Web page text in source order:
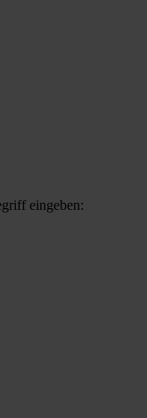
eingeben: